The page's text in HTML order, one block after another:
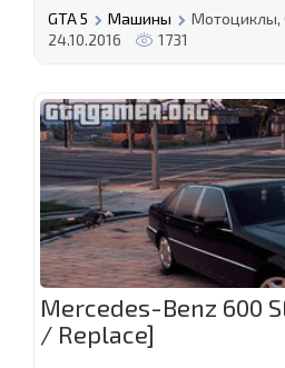
GTA 5 Машины
Мотоциклы,
24.10.2016
1731
Mercedes-Benz 600
/ Replace]